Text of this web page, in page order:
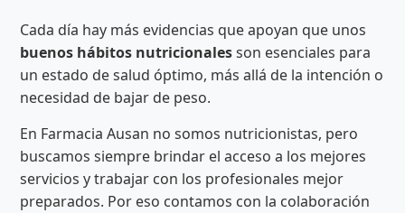
Cada día hay más evidencias que apoyan que unos
buenos hábitos nutricionalesson esenciales para
un estado de salud óptimo, más allá de la intención o
necesidad de bajar de peso.
En Farmacia Ausan no somos nutricionistas, pero
buscamos siempre brindar el acceso a los mejores
servicios y trabajar con los profesionales mejor
preparados. Por eso contamos con la colaboración